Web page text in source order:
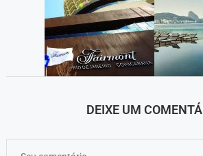
DEIXE UM